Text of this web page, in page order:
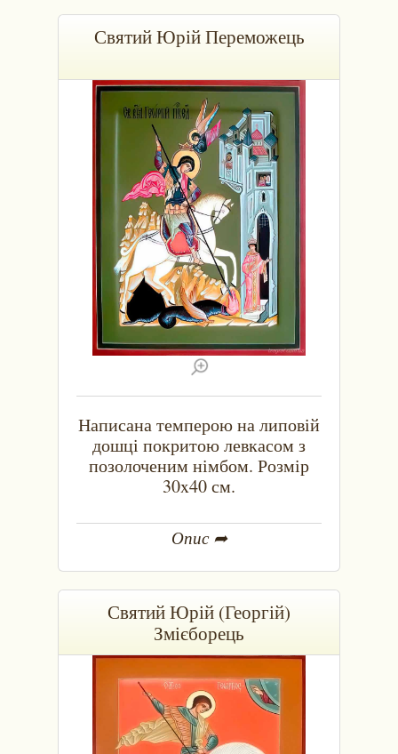
Святий Юрій Переможець
Написана темперою на липовій
дошці покритою левкасом з
позолоченим німбом. Розмір
30x40 см.
Опис ➦
Святий Юрій (Георгій)
Змієборець